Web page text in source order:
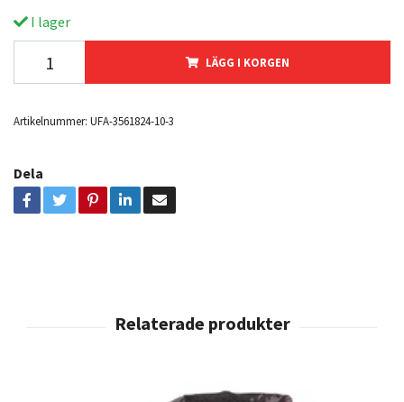
I lager
LÄGG I KORGEN
Artikelnummer: UFA-3561824-10-3
Dela